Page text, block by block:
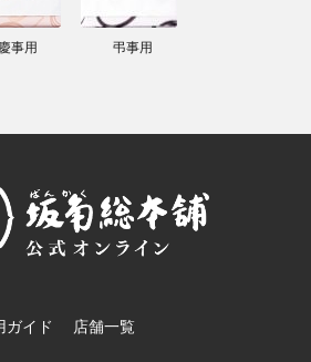
慶事用 弔事用
ガイド 店舗一覧